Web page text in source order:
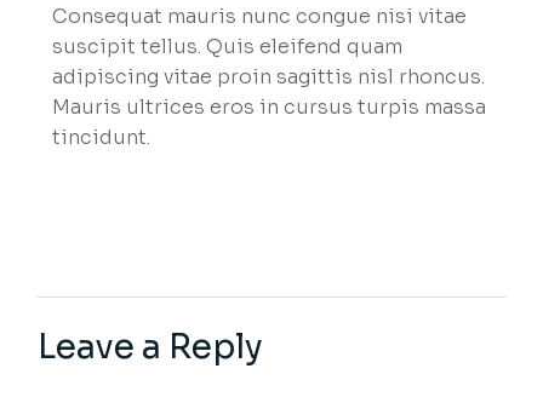
Consequat mauris nunc congue nisi vitae
suscipit tellus. Quis eleifend quam
adipiscing vitae proin sagittis nisl rhoncus.
Mauris ultrices eros in cursus turpis massa
tincidunt.
Leave a Reply